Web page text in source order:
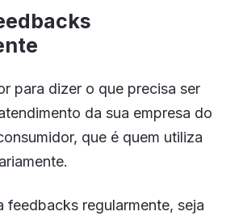
para dizer o que precisa ser
da sua empresa do
que é quem utiliza
feedbacks regularmente, seja